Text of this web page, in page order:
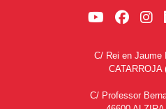
C/ Rei en Jaume
CATARROJA
C/ Professor